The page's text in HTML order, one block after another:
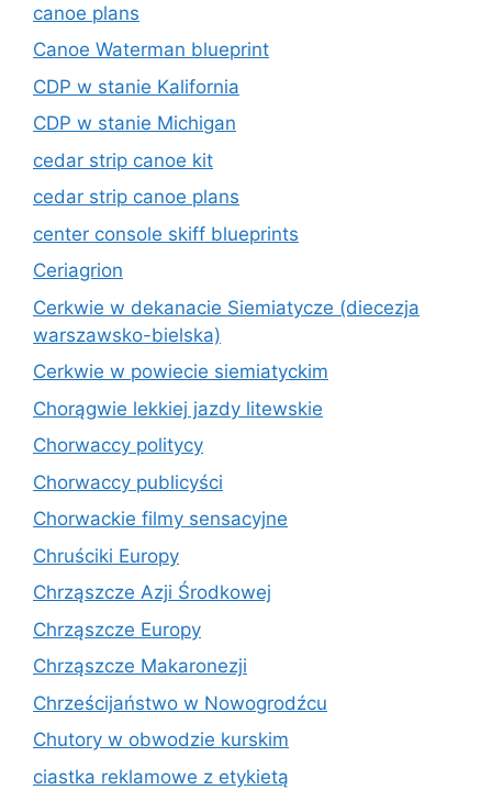
canoe plans
Canoe Waterman blueprint
CDP w stanie Kalifornia
CDP w stanie Michigan
cedar strip canoe kit
cedar strip canoe plans
center console skiff blueprints
Ceriagrion
Cerkwie w dekanacie Siemiatycze (diecezja
warszawsko-bielska)
Cerkwie w powiecie siemiatyckim
Chorągwie lekkiej jazdy litewskie
Chorwaccy politycy
Chorwaccy publicyści
Chorwackie filmy sensacyjne
Chruściki Europy
Chrząszcze Azji Środkowej
Chrząszcze Europy
Chrząszcze Makaronezji
Chrześcijaństwo w Nowogrodźcu
Chutory w obwodzie kurskim
ciastka reklamowe z etykietą